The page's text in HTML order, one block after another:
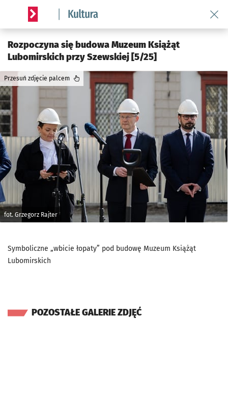
Serwis informacyjny wroclaw.pl podserwis: Kultura
Rozpoczyna się budowa Muzeum Książąt
Lubomirskich przy Szewskiej [5/25]
fot. Grzegorz Rajter
Przesuń zdjęcie palcem
Symboliczne „wbicie łopaty” pod budowę Muzeum Książąt
Lubomirskich
POZOSTAŁE GALERIE ZDJĘĆ